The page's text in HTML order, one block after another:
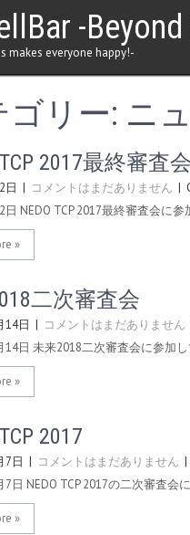
-
makes everyone happy!-
ゴリー: ニ
TCP 2017最終審査会
日 | コメントはまだありません |
日 NEDO TCP 2017最終審査会に
»
二次審査会
14日 | コメントはまだありません
14日 未来2018二次審査会に参加
»
2017
7日 | コメントはまだありません |
7日 NEDO TCP 2017の二次審査会
»